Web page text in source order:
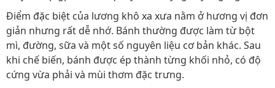
Điểm đặc biệt của lương khô xa xưa nằm ở hương vị đơn
giản nhưng rất dễ nhớ. Bánh thường được làm từ bột
mì, đường, sữa và một số nguyên liệu cơ bản khác. Sau
khi chế biến, bánh được ép thành từng khối nhỏ, có độ
cứng vừa phải và mùi thơm đặc trưng.